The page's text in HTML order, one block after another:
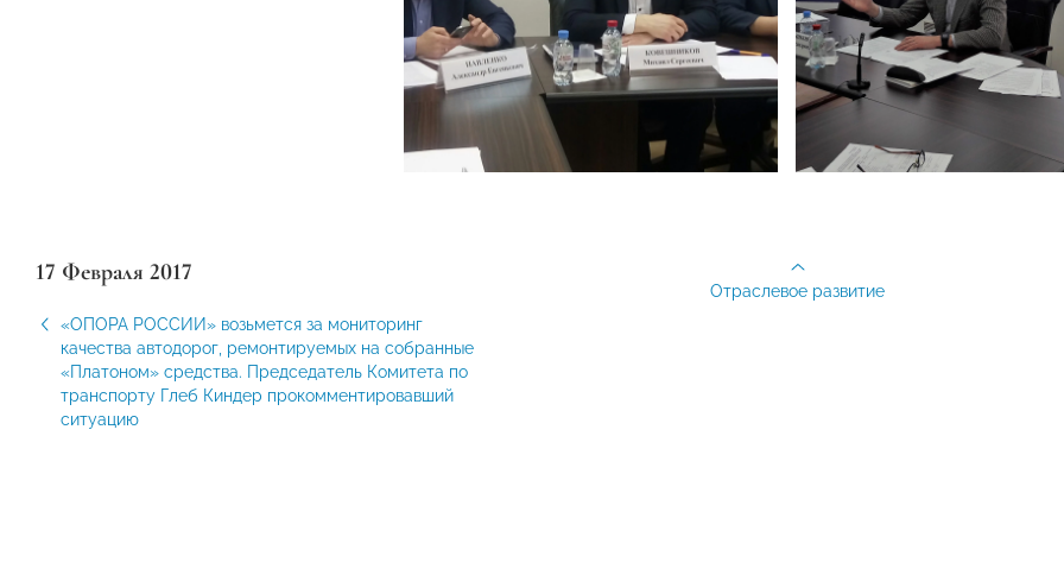
17 Февраля 2017
«ОПОРА РОССИИ» возьмется за мониторинг
качества автодорог, ремонтируемых на собранные
«Платоном» средства. Председатель Комитета по
транспорту Глеб Киндер прокомментировавший
ситуацию
Отраслевое развитие